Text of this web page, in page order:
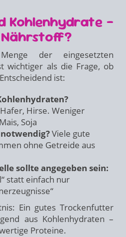
Kohlenhydrate –
der eingesetzten
wichtiger als die Frage, ob
ist:
Hirse. Weniger
Soja
Viele gute
ohne Getreide aus
sollte angegeben sein:
statt einfach nur
Ein gutes Trockenfutter
aus Kohlenhydraten –
Proteine.